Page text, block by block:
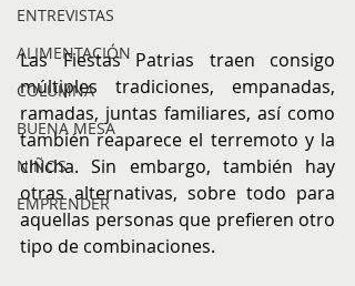
ENTREVISTAS
ALIMENTACIÓN
COLUMNA
BUENA MESA
NIÑOS
EMPRENDER
Las Fiestas Patrias traen consigo
múltiples tradiciones, empanadas,
ramadas, juntas familiares, así como
también reaparece el terremoto y la
chicha. Sin embargo, también hay
otras alternativas, sobre todo para
aquellas personas que prefieren otro
tipo de combinaciones.